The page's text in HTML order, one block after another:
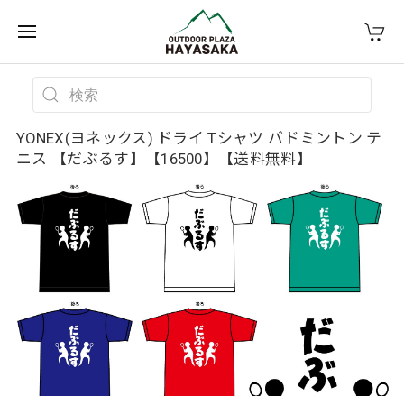
YONEX(ヨネックス) ドライ Tシャツ バドミントン テ
ニス 【だぶるす】【16500】【送料無料】